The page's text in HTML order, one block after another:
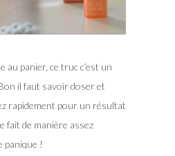
au panier, ce truc c’est un
il faut savoir doser et
rapidement pour un résultat
fait de manière assez
panique !